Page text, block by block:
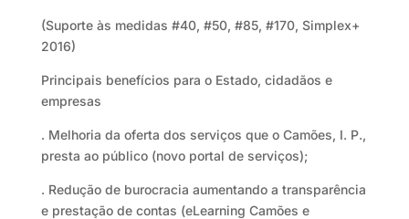
(Suporte às medidas #40, #50, #85, #170, Simplex+
2016)
Principais benefícios para o Estado, cidadãos e
empresas
. Melhoria da oferta dos serviços que o Camões, I. P.,
presta ao público (novo portal de serviços);
. Redução de burocracia aumentando a transparência
e prestação de contas (eLearning Camões e